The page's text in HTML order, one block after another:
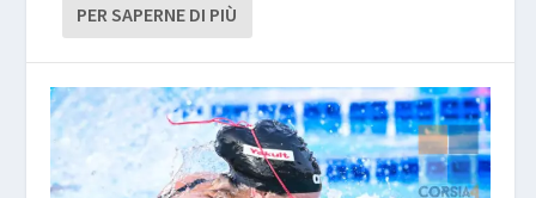
PER SAPERNE DI PIÙ